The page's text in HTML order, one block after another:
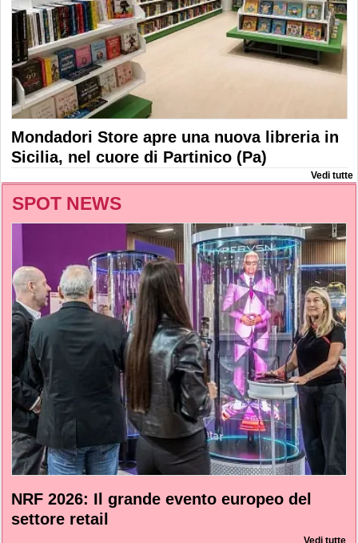
Mondadori Store apre una nuova libreria in
Sicilia, nel cuore di Partinico (Pa)
Vedi tutte
SPOT NEWS
NRF 2026: Il grande evento europeo del
settore retail
Vedi tutte